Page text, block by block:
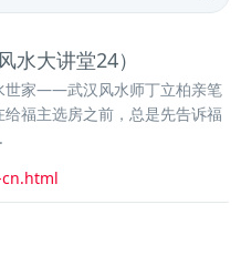
水大讲堂24）
世家——武汉风水师丁立柏亲笔
福主选房之前，总是先告诉福